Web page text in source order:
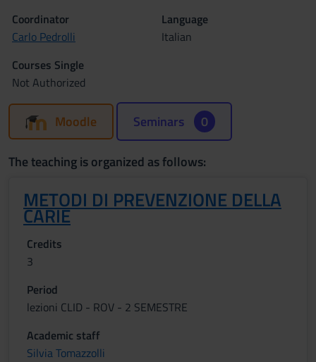
Coordinator
Carlo Pedrolli
Language
Italian
Courses Single
Not Authorized
Moodle Seminars 0
The teaching is organized as follows:
METODI DI PREVENZIONE DELLA
CARIE
Credits
3
Period
lezioni CLID - ROV - 2 SEMESTRE
Academic staff
Silvia Tomazzolli